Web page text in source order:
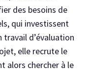
des besoins de
qui investissent
travail d’évaluation
elle recrute le
alors chercher à le